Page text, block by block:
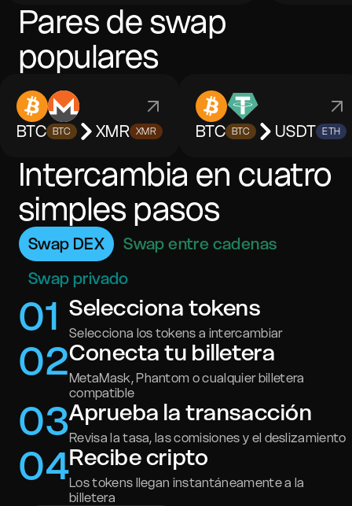
Pares de swap
populares
BTC BTC XMR XMR BTC BTC USDT ETH
Intercambia en cuatro
simples pasos
Swap DEX
Swap entre cadenas
Swap privado
01 Selecciona tokens
Selecciona los tokens a intercambiar
02Conecta tu billetera
MetaMask, Phantom o cualquier billetera
compatible
03Aprueba la transacción
Revisa la tasa, las comisiones y el deslizamiento
04Recibe cripto
Los tokens llegan instantáneamente a la
billetera